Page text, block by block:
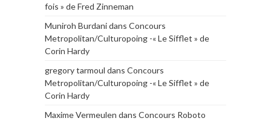
fois » de Fred Zinneman
Muniroh Burdanidans Concours
Metropolitan/Culturopoing -« Le Sifflet » de
Corin Hardy
gregory tarmoul dans Concours
Metropolitan/Culturopoing -« Le Sifflet » de
Corin Hardy
Maxime Vermeulen dans Concours Roboto